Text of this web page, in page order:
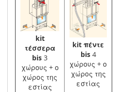
kit
τέσσερα
bis 3
χώρους + ο
χώρος της
εστίας
kit πέντε
bis4
χώρους + ο
χώρος της
εστίας